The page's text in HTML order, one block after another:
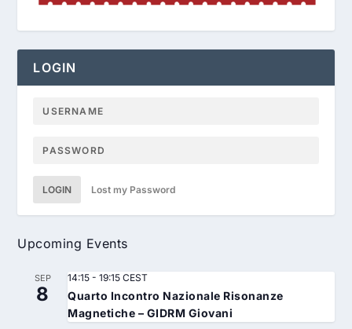
LOGIN
LOGIN Lost my Password
Upcoming Events
SEP
8
14:15 -19:15 CEST
Quarto Incontro Nazionale Risonanze
Magnetiche – GIDRM Giovani